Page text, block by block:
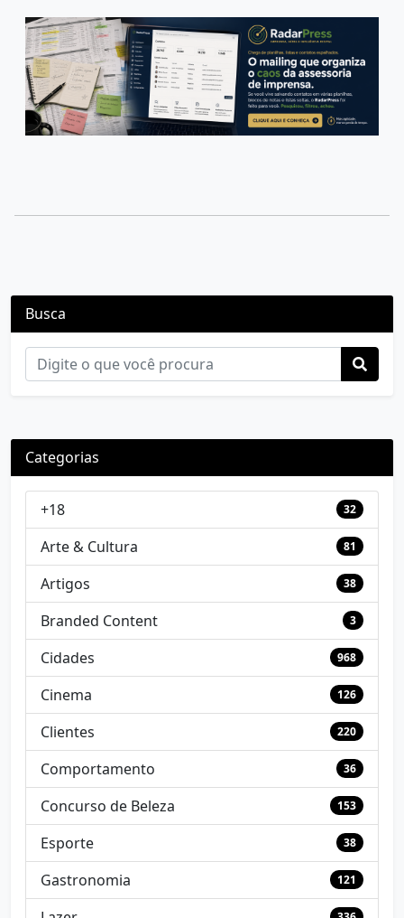
Busca
Categorias
+18 32
Arte & Cultura 81
Artigos 38
Branded Content 3
Cidades 968
Cinema 126
Clientes 220
Comportamento 36
Concurso de Beleza 153
Esporte 38
Gastronomia 121